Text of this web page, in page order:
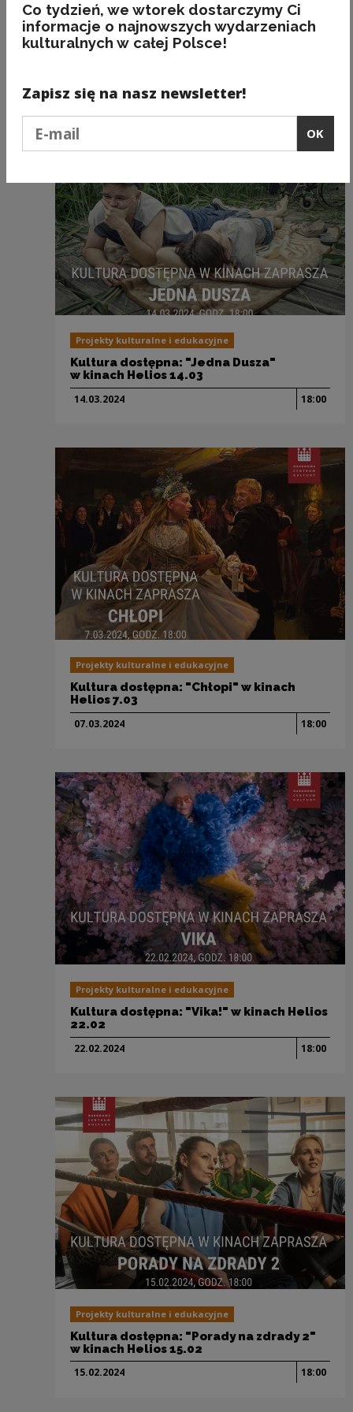
Projekty kulturalne i edukacyjne
Kultura dostępna: "Baby boom, czyli
Kogel Mogel 5" w kinach Helios 21.03
Projekty kulturalne i edukacyjne
Kultura dostępna: "Jedna Dusza"
w kinach Helios 14.03
14.03.2024 18:00
Projekty kulturalne i edukacyjne
Kultura dostępna: "Chłopi" w kinach
Helios 7.03
07.03.2024 18:00
Projekty kulturalne i edukacyjne
Kultura dostępna: "Vika!" w kinach Helios
22.02
22.02.2024 18:00
Projekty kulturalne i edukacyjne
Kultura dostępna: "Porady na zdrady 2"
w kinach Helios 15.02
15.02.2024 18:00
Co tydzień, we wtorek dostarczymy Ci
informacje o najnowszych wydarzeniach
kulturalnych w całej Polsce!
Zapisz się na nasz newsletter!
OK